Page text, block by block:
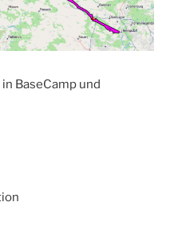
BaseCamp und